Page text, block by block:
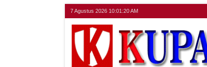
7 Agustus 2026 10:01:21 AM